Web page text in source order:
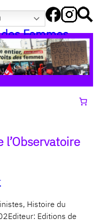
Femmes
l’Observatoire
Histoire du
Editions de